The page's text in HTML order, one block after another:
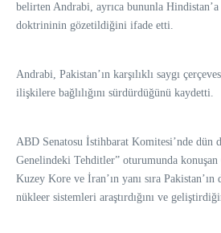
belirten Andrabi, ayrıca bununla Hindistan’a
doktrininin gözetildiğini ifade etti.
Andrabi, Pakistan’ın karşılıklı saygı
ilişkilere bağlılığını sürdürdüğünü kaydetti.
ABD Senatosu İstihbarat Komitesi’nde dün
Genelindeki Tehditler” oturumunda
Kuzey Kore ve İran’ın yanı sıra
nükleer sistemleri araştırdığını ve